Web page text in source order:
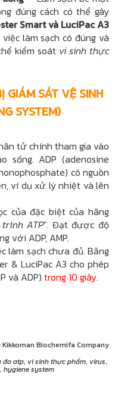
đúng cách có thể gây
Smart và LuciPac A3
làm sạch có đúng và
kiểm soát vi sinh thực
GIÁM SÁT VỆ SINH
SYSTEM)
tử chính tham gia vào
ADP (adenosine
có nguồn
ví dụ xử lý nhiệt và lên
của đặc biệt của hãng
ATP". Đạt được độ
với ADP, AMP.
làm sạch chưa đủ. Bằng
& LuciPac A3 cho phép
và ADP) trong 10 giây.
Kikkoman Biochemifa Company
đo atp, vi sinh thực phẩm, virus,
, hygiene system